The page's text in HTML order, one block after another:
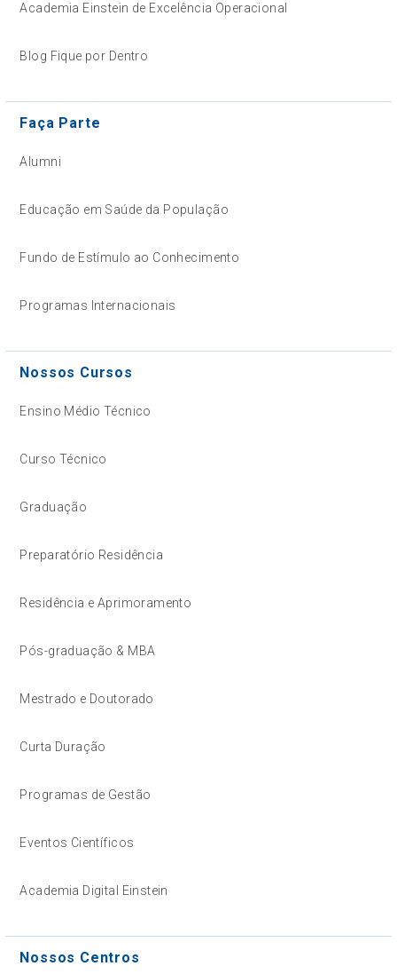
Academia Einstein de Excelência Operacional
Blog Fique por Dentro
Faça Parte
Alumni
Educação em Saúde da População
Fundo de Estímulo ao Conhecimento
Programas Internacionais
Nossos Cursos
Ensino Médio Técnico
Curso Técnico
Graduação
Preparatório Residência
Residência e Aprimoramento
Pós-graduação & MBA
Mestrado e Doutorado
Curta Duração
Programas de Gestão
Eventos Científicos
Academia Digital Einstein
Nossos Centros